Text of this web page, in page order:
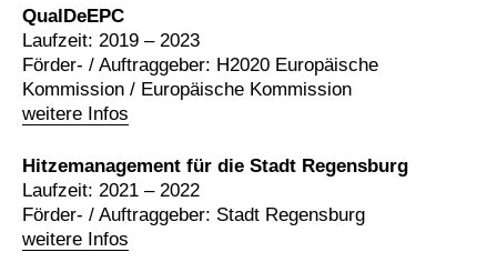
QualDeEPC
weitere Infos
Laufzeit: 2019 – 2023
Förder- / Auftraggeber: H2020 Europäische
Kommission / Europäische Kommission
Hitzemanagement für die Stadt Regensburg
weitere Infos
Laufzeit: 2021 – 2022
Förder- / Auftraggeber: Stadt Regensburg